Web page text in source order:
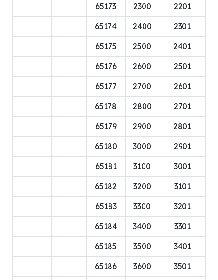
2201
2300
65173
2301
2400
65174
2401
2500
65175
2501
2600
65176
2601
2700
65177
2701
2800
65178
2801
2900
65179
2901
3000
65180
3001
3100
65181
3101
3200
65182
3201
3300
65183
3301
3400
65184
3401
3500
65185
3501
3600
65186